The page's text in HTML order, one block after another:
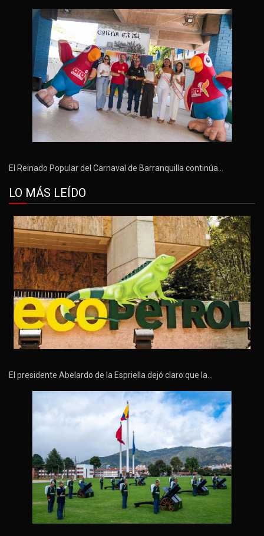
El Reinado Popular del Carnaval de Barranquilla continúa…
LO MÁS LEÍDO
El presidente Abelardo de la Espriella dejó claro que la…